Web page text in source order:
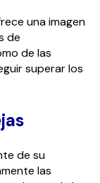
una imagen
de
de las
superar los
de su
las